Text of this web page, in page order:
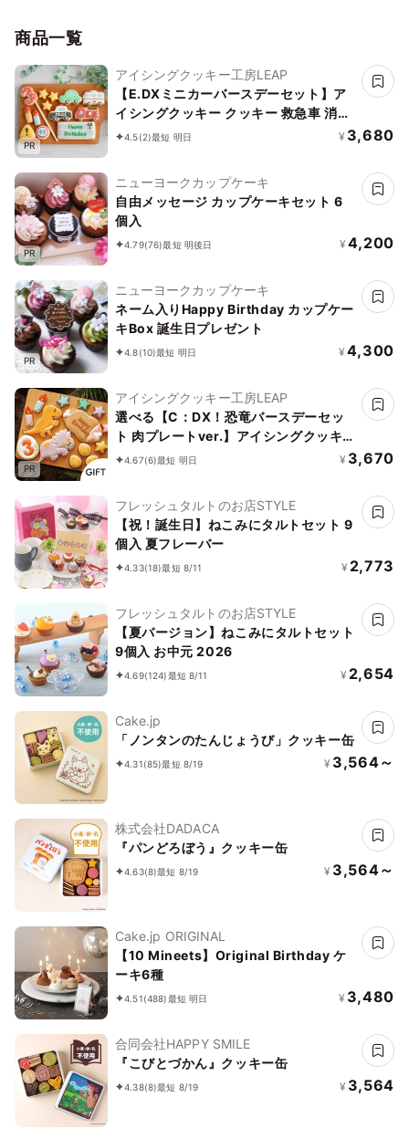
商品一覧
PR
アイシングクッキー工房LEAP
【E.DXミニカーバースデーセット】ア
イシングクッキー クッキー 救急車 消防
車 パトカー 車 プチギフト ケーキデコレ
4.5(2)最短 明日 ¥ 3,680
PR
ニューヨークカップケーキ
自由メッセージ カップケーキセット 6
個入
4.79(76)最短 明後日 ¥ 4,200
PR
ニューヨークカップケーキ
ネーム入りHappy Birthday カップケー
キBox 誕生日プレゼント
4.8(10)最短 明日 ¥ 4,300
PR
アイシングクッキー工房LEAP
選べる【C：DX！恐竜バースデーセッ
ト 肉プレートver.】アイシングクッキー
クッキー 恐竜 肉 卵 ケーキデコレーショ
4.67(6)最短 明日 ¥ 3,670
フレッシュタルトのお店STYLE
【祝！誕生日】ねこみにタルトセット 9
個入 夏フレーバー
4.33(18)最短 8/11 ¥ 2,773
フレッシュタルトのお店STYLE
【夏バージョン】ねこみにタルトセット
9個入 お中元 2026
4.69(124)最短 8/11 ¥ 2,654
Cake.jp
「ノンタンのたんじょうび」クッキー缶
4.31(85)最短 8/19 ¥ 3,564～
株式会社DADACA
『パンどろぼう』クッキー缶
4.63(8)最短 8/19 ¥ 3,564～
Cake.jp ORIGINAL
【10 Mineets】Original Birthday ケ
ーキ6種
4.51(488)最短 明日 ¥ 3,480
合同会社HAPPY SMILE
『こびとづかん』クッキー缶
4.38(8)最短 8/19 ¥ 3,564